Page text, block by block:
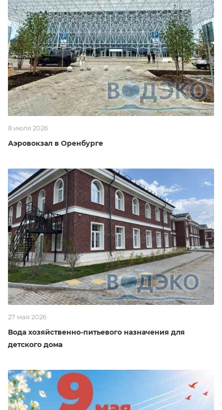
8 июля 2026
Аэровокзал в Оренбурге
27 мая 2026
Вода хозяйственно-питьевого назначения для
детского дома